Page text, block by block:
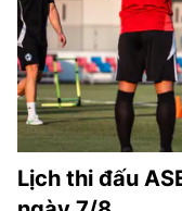
Lịch thi đấu